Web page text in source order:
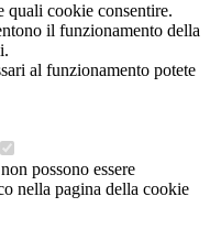
quali cookie consentire.
il funzionamento della
al funzionamento potete
possono essere
nella pagina della cookie